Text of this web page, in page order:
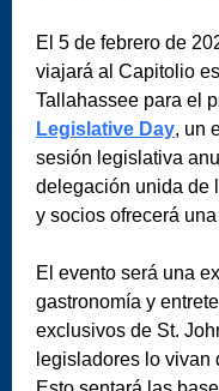
El 5 de febrero de
viajará al Capitolio
Tallahassee para el
Legislative Day, un
sesión legislativa
delegación unida de
y socios ofrecerá
El evento será una
gastronomía y
exclusivos de St.
legisladores lo vivan